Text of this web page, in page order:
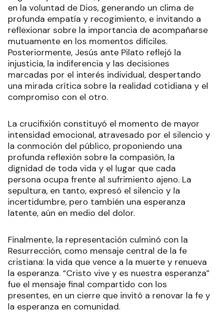
en la voluntad de Dios, generando un clima de
profunda empatía y recogimiento, e invitando a
reflexionar sobre la importancia de acompañarse
mutuamente en los momentos difíciles.
Posteriormente, Jesús ante Pilato reflejó la
injusticia, la indiferencia y las decisiones
marcadas por el interés individual, despertando
una mirada crítica sobre la realidad cotidiana y el
compromiso con el otro.
La crucifixión constituyó el momento de mayor
intensidad emocional, atravesado por el silencio y
la conmoción del público, proponiendo una
profunda reflexión sobre la compasión, la
dignidad de toda vida y el lugar que cada
persona ocupa frente al sufrimiento ajeno. La
sepultura, en tanto, expresó el silencio y la
incertidumbre, pero también una esperanza
latente, aún en medio del dolor.
Finalmente, la representación culminó con la
Resurrección, como mensaje central de la fe
cristiana: la vida que vence a la muerte y renueva
la esperanza. “Cristo vive y es nuestra esperanza”
fue el mensaje final compartido con los
presentes, en un cierre que invitó a renovar la fe y
la esperanza en comunidad.